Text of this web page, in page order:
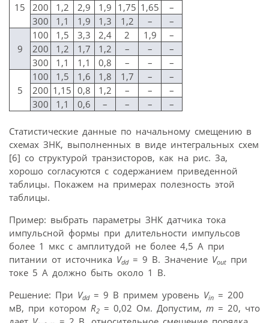
15
200
1,2 2,9 1,9 1,75 1,65
–
300
1,1 1,9 1,3 1,2 – –
9
100 1,5 3,3 2,4 2 1,9
–
200
1,2 1,7 1,2 – –
–
300
1,1 1,1 0,8 – – –
5
100 1,5 1,6 1,8 1,7 –
–
200 1,15 0,8 1,2 – –
–
300
1,1 0,6 – – – –
Статистические данные по начальному смещению в
схемах ЗНК, выполненных в виде интегральных схем
[6] со структурой транзисторов, как на рис. 3a,
хорошо согласуются с содержанием приведенной
таблицы. Покажем на примерах полезность этой
таблицы.
Пример: выбрать параметры ЗНК датчика тока
импульсной формы при длительности импульсов
более 1 мкс с амплитудой не более 4,5 А при
питании от источника Vdd= 9 В. Значение Vout при
токе 5 А должно быть около 1 В.
Решение: При Vdd= 9 В примем уровень Vin = 200
мВ, при котором R2 = 0,02 Ом. Допустим, m = 20, что